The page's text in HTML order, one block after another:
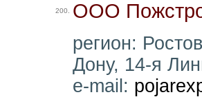
200. ООО
регион:
Дону, 14-я
e-mail: